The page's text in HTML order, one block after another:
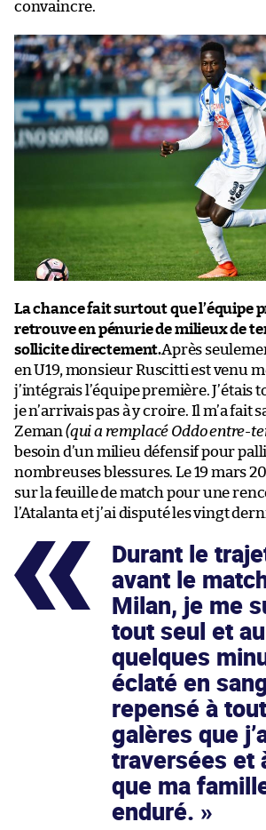
convaincre.
La chance fait surtout que l’équipe
retrouve en pénurie de milieux de
sollicite directement.Après
en U19, monsieur Ruscitti est venu
j’intégrais l’équipe première. J’étais
je n’arrivais pas à y croire. Il m’a fait
Zeman (qui a remplacé Oddo entre-
besoin d’un milieu défensif pour
nombreuses blessures. Le 19 mars
sur la feuille de match pour une
l’Atalanta et j’ai disputé les vingt
Durant le
avant le
Milan, je me
tout seul et
quelques
éclaté en
repensé à
galères que
traversées et
que ma
enduré.